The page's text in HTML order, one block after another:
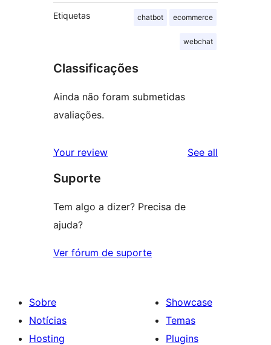
Etiquetas chatbot ecommerce
webchat
Classificações
Ainda não foram submetidas
avaliações.
Your review See all
Suporte
Tem algo a dizer? Precisa de
ajuda?
Ver fórum de suporte
Sobre
Notícias
Hosting
Showcase
Temas
Plugins